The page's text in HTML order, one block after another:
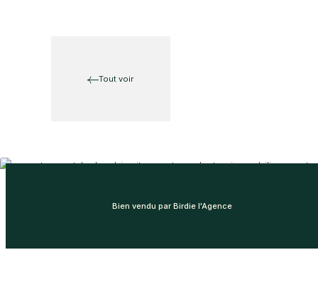
Tout voir
Bien vendu par Birdie l'Agence